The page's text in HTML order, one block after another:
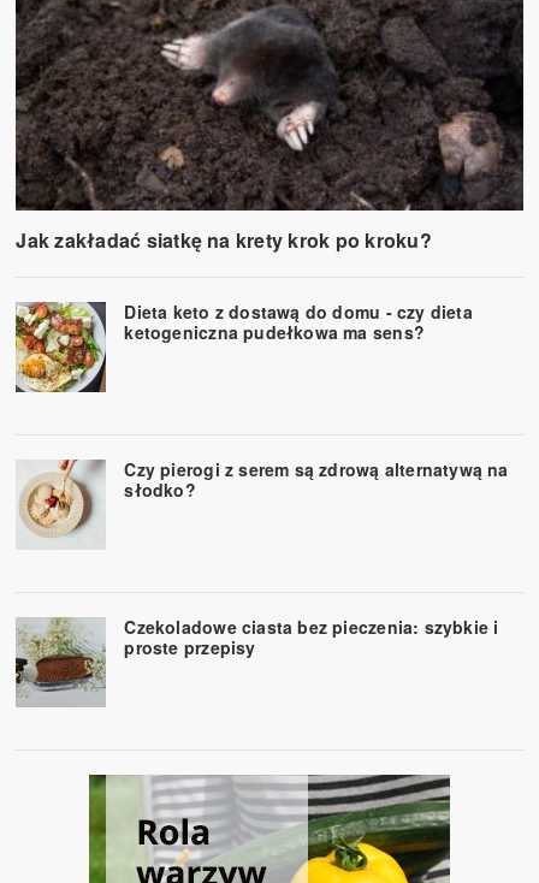
Jak zakładać siatkę na krety krok po kroku?
Dieta keto z dostawą do domu - czy dieta
ketogeniczna pudełkowa ma sens?
Czy pierogi z serem są zdrową alternatywą na
słodko?
Czekoladowe ciasta bez pieczenia: szybkie i
proste przepisy